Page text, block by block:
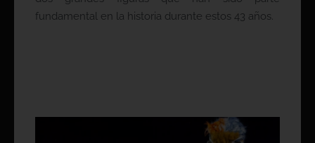
fundamental en la historia durante estos 43 años.